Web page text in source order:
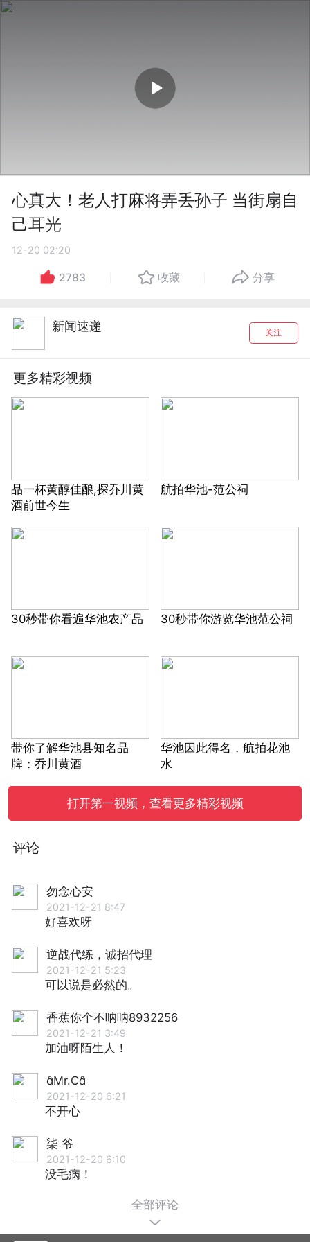
心真大！老人打麻将弄丢孙子 当街扇自
己耳光
12-20 02:20
2783 收藏 分享
新闻速递 关注
更多精彩视频
品一杯黄醇佳酿,探乔川黄
酒前世今生
航拍华池-范公祠
30秒带你看遍华池农产品 30秒带你游览华池范公祠
带你了解华池县知名品
牌：乔川黄酒
华池因此得名，航拍花池
水
打开第一视频，查看更多精彩视频
评论
勿念心安
2021-12-21 8:47
好喜欢呀
逆战代练，诚招代理
2021-12-21 5:23
可以说是必然的。
香蕉你个不呐呐8932256
2021-12-21 3:49
加油呀陌生人！
Mr.C
2021-12-20 6:21
不开心
柒 爷
2021-12-20 6:10
没毛病！
全部评论